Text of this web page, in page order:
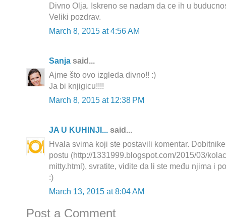
Divno Olja. Iskreno se nadam da ce ih u
Veliki pozdrav.
March 8, 2015 at 4:56 AM
Sanja said...
Ajme što ovo izgleda divno!! :)
Ja bi knjigicu!!!!
March 8, 2015 at 12:38 PM
JA U KUHINJI... said...
Hvala svima koji ste postavili komentar.
postu (http://1331999.blogspot.com/2015/03/
mitty.html), svratite, vidite da li ste među njima i
:)
March 13, 2015 at 8:04 AM
Post a Comment